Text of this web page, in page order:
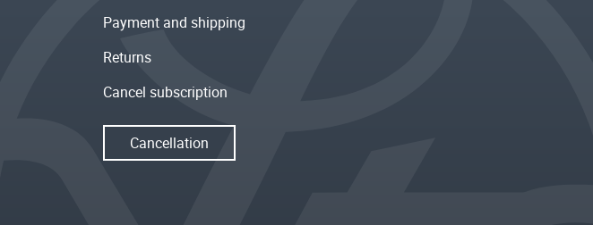
Payment and shipping
Returns
Cancel subscription
Cancellation